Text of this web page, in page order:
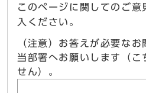
このページに関してのご
入ください。
（注意）お答えが必要な
当部署へお願いします（こ
せん）。